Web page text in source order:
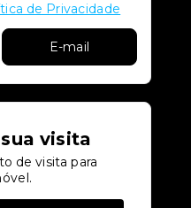
de Privacidade
E-mail
visita
de visita para